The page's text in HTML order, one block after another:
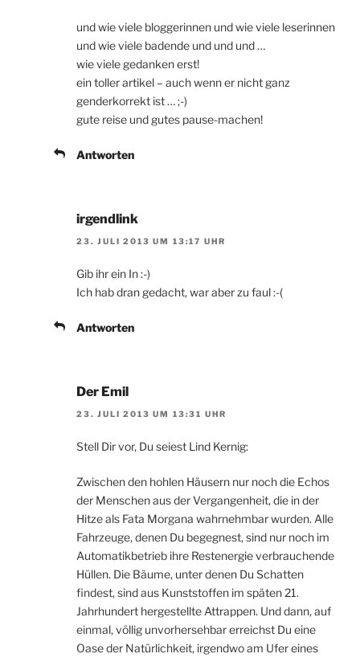
und wie viele bloggerinnen und wie viele leserinnen
und wie viele badende und und und …
wie viele gedanken erst!
ein toller artikel – auch wenn er nicht ganz
genderkorrekt ist … ;-)
gute reise und gutes pause-machen!
Antworten
irgendlink
23. JULI 2013 UM 13:17 UHR
Gib ihr ein In :-)
Ich hab dran gedacht, war aber zu faul :-(
Antworten
Der Emil
23. JULI 2013 UM 13:31 UHR
Stell Dir vor, Du seiest Lind Kernig:
Zwischen den hohlen Häusern nur noch die Echos
der Menschen aus der Vergangenheit, die in der
Hitze als Fata Morgana wahrnehmbar wurden. Alle
Fahrzeuge, denen Du begegnest, sind nur noch im
Automatikbetrieb ihre Restenergie verbrauchende
Hüllen. Die Bäume, unter denen Du Schatten
findest, sind aus Kunststoffen im späten 21.
Jahrhundert hergestellte Attrappen. Und dann, auf
einmal, völlig unvorhersehbar erreichst Du eine
Oase der Natürlichkeit, irgendwo am Ufer eines